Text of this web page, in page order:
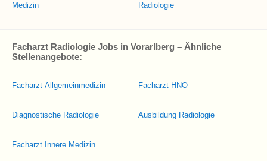
Medizin Radiologie
Facharzt Radiologie Jobs in Vorarlberg – Ähnliche
Stellenangebote:
Facharzt Allgemeinmedizin
Diagnostische Radiologie
Facharzt Innere Medizin
Facharzt HNO
Ausbildung Radiologie